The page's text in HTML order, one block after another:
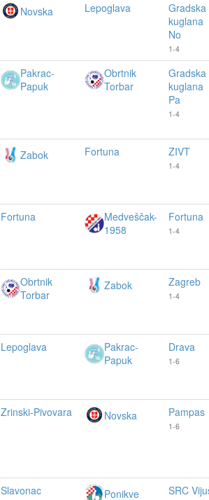
Novska Lepoglava
Gradska
kuglana
No
1-4
Pakrac-
Papuk
Obrtnik
Torbar
Gradska
kuglana
Pa
1-4
Zabok Fortuna ZIVT
1-4
Fortuna
Medveščak-
1958
Fortuna
1-4
Obrtnik
Torbar
Zabok Zagreb
1-4
Lepoglava
Pakrac-
Papuk
Drava
1-6
Zrinski-Pivovara Novska Pampas
1-6
Slavonac Ponikve SRC